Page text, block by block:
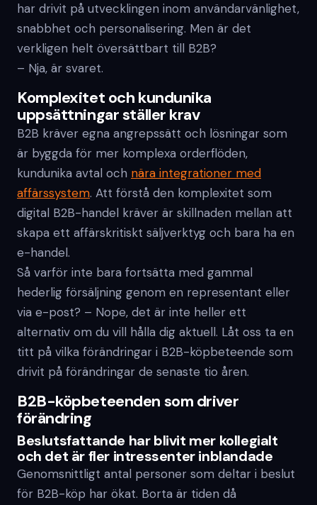
har drivit på utvecklingen inom användarvänlighet,
snabbhet och personalisering. Men är det
verkligen helt översättbart till B2B?
– Nja, är svaret.
Komplexitet och kundunika
uppsättningar ställer krav
B2B kräver egna angrepssätt och lösningar som
är byggda för mer komplexa orderflöden,
kundunika avtal och nära integrationer med
affärssystem. Att förstå den komplexitet som
digital B2B-handel kräver är skillnaden mellan att
skapa ett affärskritiskt säljverktyg och bara ha en
e-handel.
Så varför inte bara fortsätta med gammal
hederlig försäljning genom en representant eller
via e-post? – Nope, det är inte heller ett
alternativ om du vill hålla dig aktuell. Låt oss ta en
titt på vilka förändringar i B2B-köpbeteende som
drivit på förändringar de senaste tio åren.
B2B-köpbeteenden som driver
förändring
Beslutsfattande har blivit mer kollegialt
och det är fler intressenter inblandade
Genomsnittligt antal personer som deltar i beslut
för B2B-köp har ökat. Borta är tiden då